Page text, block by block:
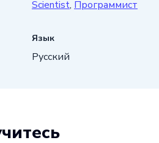
вы сможете
принципы работы
обучения вы сможете
Scientist, Программист
Язык
Русский